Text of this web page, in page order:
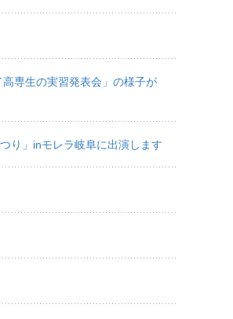
専生の実習発表会」の様子が
り」inモレラ岐阜に出演します